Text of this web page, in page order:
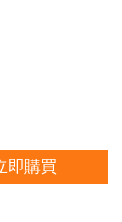
即購買